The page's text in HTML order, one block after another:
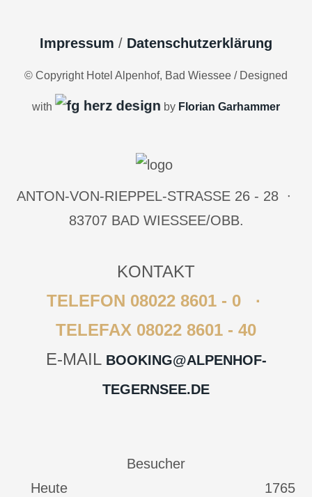
Impressum / Datenschutzerklärung
© Copyright Hotel Alpenhof, Bad Wiessee / Designed
with by Florian Garhammer
ANTON-VON-RIEPPEL-STRASSE 26 - 28 ∙ 8
3707 BAD WIESSEE/OBB.
KONTAKT
TELEFON 08022 8601 - 0 ∙
TELEFAX 08022 8601 - 40
E-MAIL BOOKING@ALPENHOF-
TEGERNSEE.DE
Besucher
Heute
1765